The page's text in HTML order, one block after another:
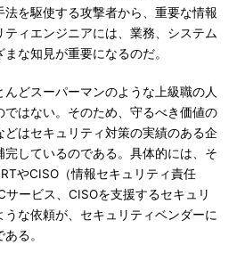
を駆使する攻撃者から、重要な情報
ィエンジニアには、業務、システム
な知見が重要になるのだ。
どスーパーマンのような上級職の人
はない。そのため、守るべき価値の
どはセキュリティ対策の実績のある企
しているのである。具体的には、そ
やCISO（情報セキュリティ責任
ービス、CISOを支援するセキュリ
な依頼が、セキュリティベンダーに
る。